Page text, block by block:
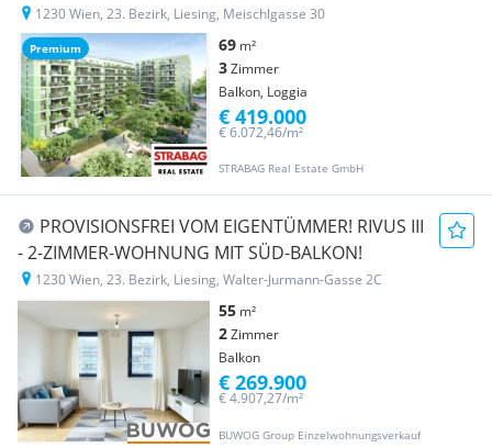
Premium
1230 Wien, 23. Bezirk, Liesing, Meischlgasse 30
69 m²
3Zimmer
Balkon, Loggia
STRABAG Real Estate GmbH
€ 6.072,46/m²
€ 419.000
PROVISIONSFREI VOM EIGENTÜMMER! RIVUS III
- 2-ZIMMER-WOHNUNG MIT SÜD-BALKON!
1230 Wien, 23. Bezirk, Liesing, Walter-Jurmann-Gasse 2C
55 m²
2Zimmer
Balkon
BUWOG Group Einzelwohnungsverkauf
€ 4.907,27/m²
€ 269.900